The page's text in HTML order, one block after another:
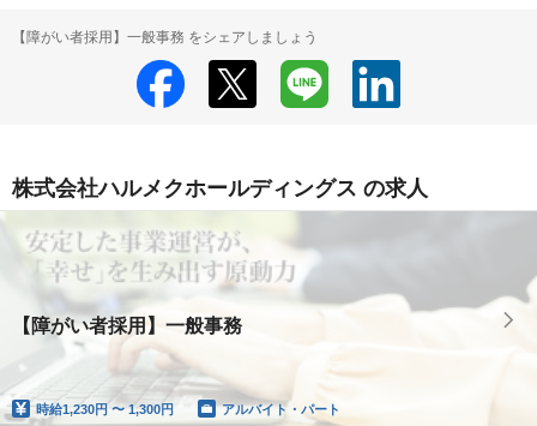
【障がい者採用】一般事務 をシェアしましょう
株式会社ハルメクホールディングス の求人
【障がい者採用】一般事務
時給1,230円 〜 1,300円 アルバイト・パート